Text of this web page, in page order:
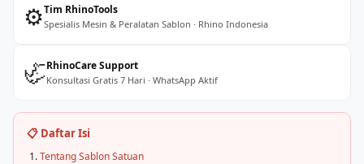
⚙️Tim RhinoTools
Spesialis Mesin & Peralatan Sablon · Rhino Indonesia
🦏RhinoCare Support
Konsultasi Gratis 7 Hari · WhatsApp Aktif
📋 Daftar Isi
Tentang Sablon Satuan